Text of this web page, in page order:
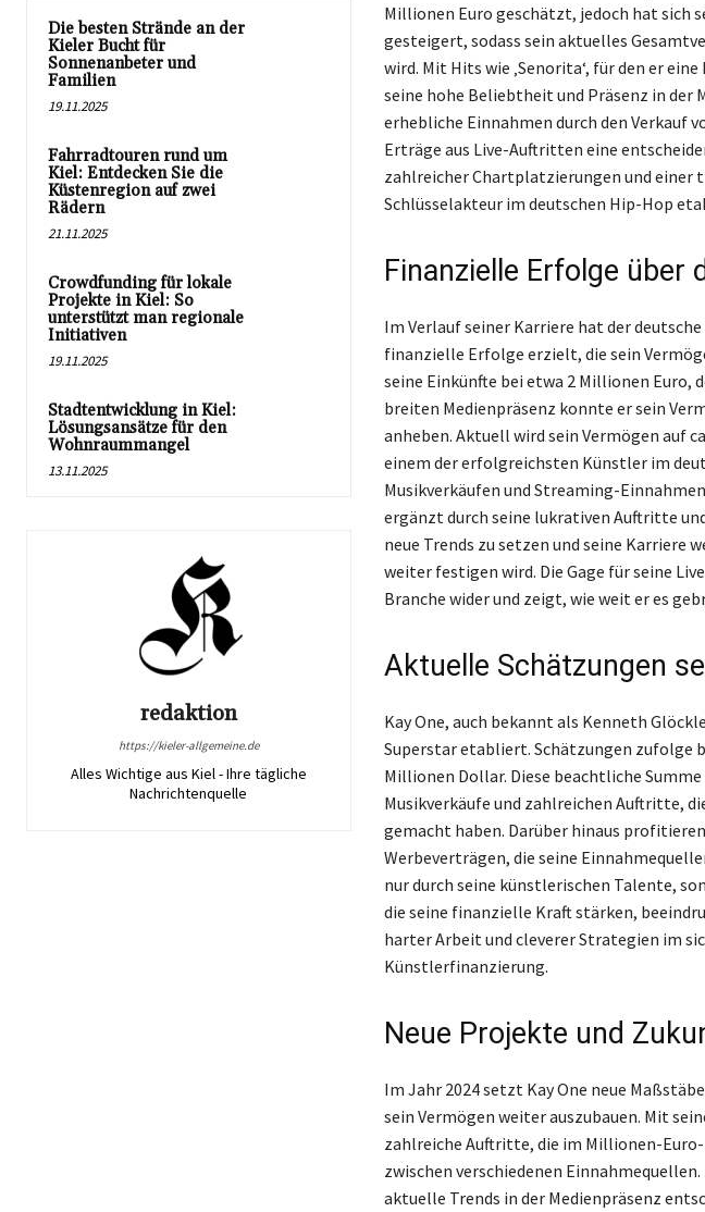
Die besten Strände an der
Kieler Bucht für
Sonnenanbeter und
Familien
19.11.2025
Fahrradtouren rund um
Kiel: Entdecken Sie die
Küstenregion auf zwei
Rädern
21.11.2025
Crowdfunding für lokale
Projekte in Kiel: So
unterstützt man regionale
Initiativen
19.11.2025
Stadtentwicklung in Kiel:
Lösungsansätze für den
Wohnraummangel
13.11.2025
redaktion
https://kieler-allgemeine.de
Alles Wichtige aus Kiel - Ihre tägliche
Nachrichtenquelle
Millionen Euro geschätzt, jedoch hat sich
gesteigert, sodass sein aktuelles
wird. Mit Hits wie ‚Senorita‘, für den er
seine hohe Beliebtheit und Präsenz in der
erhebliche Einnahmen durch den Verkauf
Erträge aus Live-Auftritten eine
zahlreicher Chartplatzierungen und einer
Schlüsselakteur im deutschen Hip-Hop
Finanzielle Erfolge über
Im Verlauf seiner Karriere hat der
finanzielle Erfolge erzielt, die sein
seine Einkünfte bei etwa 2 Millionen
breiten Medienpräsenz konnte er sein
anheben. Aktuell wird sein Vermögen auf
einem der erfolgreichsten Künstler im
Musikverkäufen und Streaming-
ergänzt durch seine lukrativen Auftritte
neue Trends zu setzen und seine Karriere
weiter festigen wird. Die Gage für seine
Branche wider und zeigt, wie weit er es
Aktuelle Schätzungen
Kay One, auch bekannt als Kenneth
Superstar etabliert. Schätzungen zufolge
Millionen Dollar. Diese beachtliche
Musikverkäufe und zahlreichen Auftritte,
gemacht haben. Darüber hinaus
Werbeverträgen, die seine
nur durch seine künstlerischen Talente,
die seine finanzielle Kraft stärken,
harter Arbeit und cleverer Strategien im
Künstlerfinanzierung.
Neue Projekte und
Im Jahr 2024 setzt Kay One neue
sein Vermögen weiter auszubauen. Mit
zahlreiche Auftritte, die im Millionen-
zwischen verschiedenen
aktuelle Trends in der Medienpräsenz